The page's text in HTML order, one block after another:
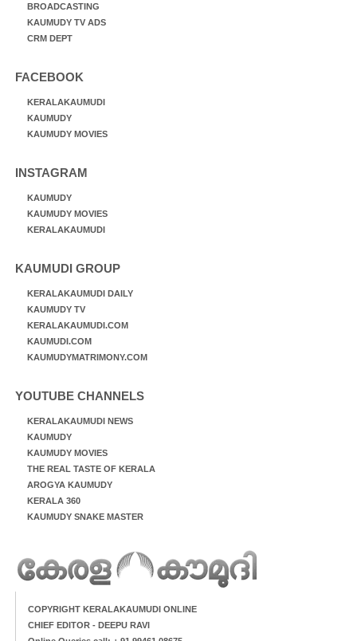
BROADCASTING
KAUMUDY TV ADS
CRM DEPT
FACEBOOK
KERALAKAUMUDI
KAUMUDY
KAUMUDY MOVIES
INSTAGRAM
KAUMUDY
KAUMUDY MOVIES
KERALAKAUMUDI
KAUMUDI GROUP
KERALAKAUMUDI DAILY
KAUMUDY TV
KERALAKAUMUDI.COM
KAUMUDI.COM
KAUMUDYMATRIMONY.COM
YOUTUBE CHANNELS
KERALAKAUMUDI NEWS
KAUMUDY
KAUMUDY MOVIES
THE REAL TASTE OF KERALA
AROGYA KAUMUDY
KERALA 360
KAUMUDY SNAKE MASTER
COPYRIGHT KERALAKAUMUDI ONLINE
CHIEF EDITOR - DEEPU RAVI